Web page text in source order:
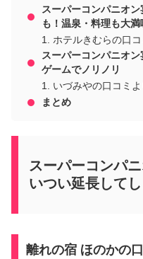
スーパーコンパニオ
も！温泉・料理も大満
ホテルきむらの口コ
スーパーコンパニオ
ゲームでノリノリ
いづみやの口コミよ
まとめ
スーパーコンパ
いつい延長して
離れの宿 ほのかの